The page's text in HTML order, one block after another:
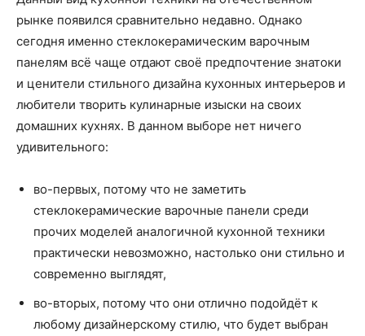
рынке появился сравнительно недавно. Однако
сегодня именно стеклокерамическим варочным
панелям всё чаще отдают своё предпочтение знатоки
и ценители стильного дизайна кухонных интерьеров и
любители творить кулинарные изыски на своих
домашних кухнях. В данном выборе нет ничего
удивительного:
во-первых, потому что не заметить
стеклокерамические варочные панели среди
прочих моделей аналогичной кухонной техники
практически невозможно, настолько они стильно и
современно выглядят,
во-вторых, потому что они отлично подойдёт к
любому дизайнерскому стилю, что будет выбран